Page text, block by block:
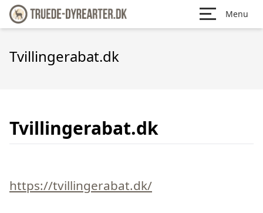
Menu
Tvillingerabat.dk
Tvillingerabat.dk
https://tvillingerabat.dk/